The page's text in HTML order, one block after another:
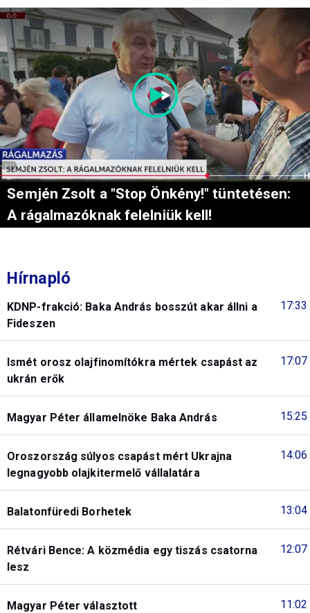
Semjén Zsolt a "Stop Önkény!" tüntetésen:
A rágalmazóknak felelniük kell!
Hírnapló
17:33
KDNP-frakció: Baka András bosszút akar állni a
Fideszen
17:07
Ismét orosz olajfinomítókra mértek csapást az
ukrán erők
15:25
Magyar Péter államelnöke Baka András
14:06
Oroszország súlyos csapást mért Ukrajna
legnagyobb olajkitermelő vállalatára
13:04
Balatonfüredi Borhetek
12:07
Rétvári Bence: A közmédia egy tiszás csatorna
lesz
11:02
Magyar Péter választott